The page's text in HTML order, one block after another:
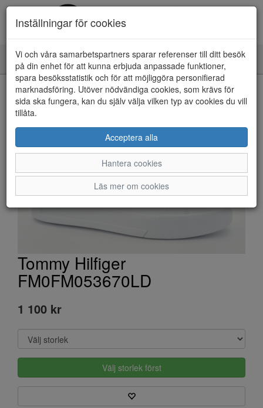
Toggle
navigation
HEM
Tommy Hilfiger
FM0FM053670LD
1 100 kr
Välj storlek först
Inställningar för cookies
Vi och våra samarbetspartners sparar referenser till ditt besök
på din enhet för att kunna erbjuda anpassade funktioner,
spara besöksstatistik och för att möjliggöra personifierad
marknadsföring. Utöver nödvändiga cookies, som krävs för
sida ska fungera, kan du själv välja vilken typ av cookies du vill
tillåta.
Acceptera alla
Hantera cookies
Läs mer om cookies